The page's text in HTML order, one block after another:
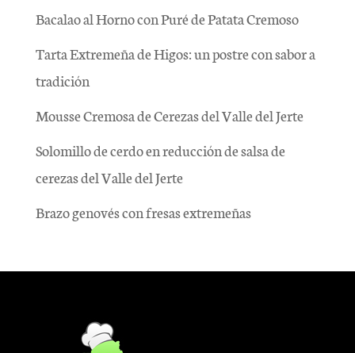
Bacalao al Horno con Puré de Patata Cremoso
Tarta Extremeña de Higos: un postre con sabor a
tradición
Mousse Cremosa de Cerezas del Valle del Jerte
Solomillo de cerdo en reducción de salsa de
cerezas del Valle del Jerte
Brazo genovés con fresas extremeñas